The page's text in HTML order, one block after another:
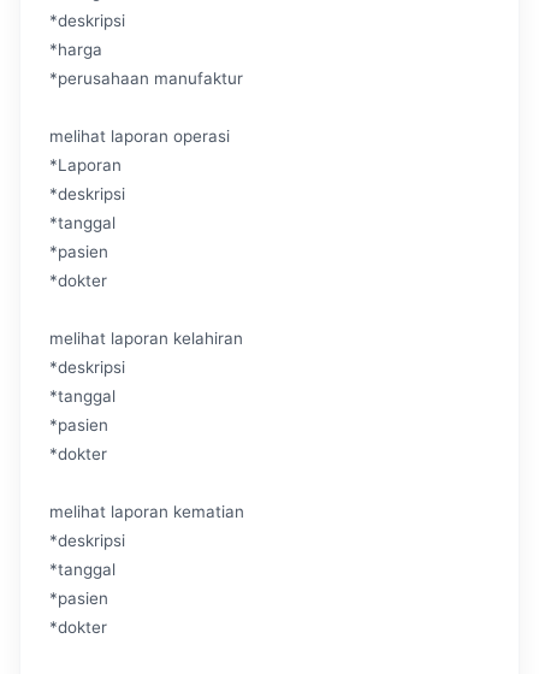
*deskripsi
*harga
*perusahaan manufaktur
melihat laporan operasi
*Laporan
*deskripsi
*tanggal
*pasien
*dokter
melihat laporan kelahiran
*deskripsi
*tanggal
*pasien
*dokter
melihat laporan kematian
*deskripsi
*tanggal
*pasien
*dokter